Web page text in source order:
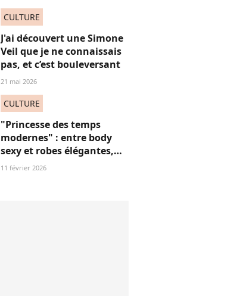
CULTURE
J'ai découvert une Simone
Veil que je ne connaissais
pas, et c’est bouleversant
21 mai 2026
CULTURE
"Princesse des temps
modernes" : entre body
sexy et robes élégantes,
cette popstar iconique
11 février 2026